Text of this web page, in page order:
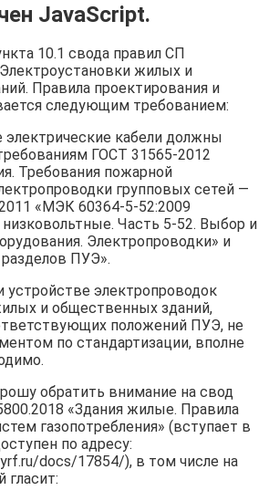
JavaScript.
10.1 свода правил СП
жилых и
Правила проектирования и
следующим требованием:
кабели должны
ГОСТ 31565-2012
Требования пожарной
групповых сетей —
«МЭК 60364-5-52:2009
Часть 5-52. Выбор и
Электропроводки» и
ПУЭ».
устройстве электропроводок
и общественных зданий,
положений ПУЭ, не
по стандартизации, вполне
обратить внимание на свод
«Здания жилые. Правила
газопотребления» (вступает в
по адресу:
docs/17854/), в том числе на
гласит: